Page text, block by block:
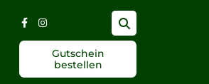
Gutschein
bestellen